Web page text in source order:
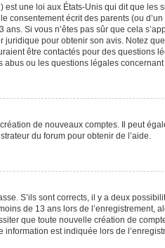
est une loi aux États-Unis qui dit que les
consentement écrit des parents (ou
Si vous n’êtes pas sûr que cela
pour obtenir son avis. Notez
être contactés pour des questions
ou les questions légales concernant
de nouveaux comptes. Il peut
du forum pour obtenir de l’aide.
S’ils sont corrects, il y a deux
de 13 ans lors de l’enregistrement,
que toute nouvelle création de
est indiquée lors de